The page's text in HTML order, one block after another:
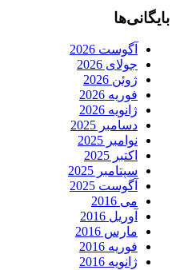
بایگانی‌ها
آگوست 2026
جولای 2026
ژوئن 2026
فوریه 2026
ژانویه 2026
دسامبر 2025
نوامبر 2025
اکتبر 2025
سپتامبر 2025
آگوست 2025
می 2016
آوریل 2016
مارس 2016
فوریه 2016
ژانویه 2016